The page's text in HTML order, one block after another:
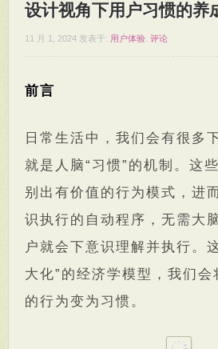
设计视角下用户习惯的养
11 月 1, 2024 发表于: 用户体验 评论
前言
日常生活中，我们会有很多
就是人脑“习惯”的机制。这
别出有价值的行为模式，进
识执行的自动程序，无需大
户就会下意识理解并执行。
大化”的经济学模型，我们会
的行为变为习惯。